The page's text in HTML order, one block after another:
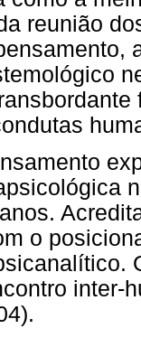
reunião
o
inter-